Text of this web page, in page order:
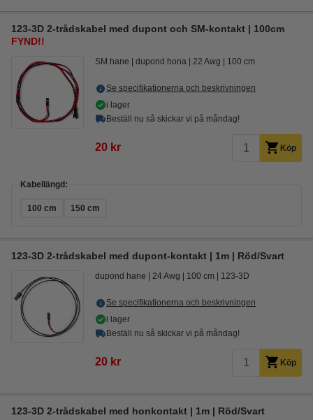
123-3D 2-trådskabel med dupont och SM-kontakt | 100cm
FYND!!
SM hane dupond hona 22 Awg 100 cm
Se specifikationerna och beskrivningen
i lager
Beställ nu så skickar vi på måndag!
20 kr Köp
Kabellängd:
100 cm 150 cm
123-3D 2-trådskabel med dupont-kontakt | 1m | Röd/Svart
dupond hane 24 Awg 100 cm 123-3D
Se specifikationerna och beskrivningen
i lager
Beställ nu så skickar vi på måndag!
20 kr Köp
123-3D 2-trådskabel med honkontakt | 1m | Röd/Svart